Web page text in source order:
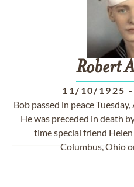
Robert
11/10/1925 -
Bob passed in peace
He was preceded in death
time special friend
Columbus, Ohio